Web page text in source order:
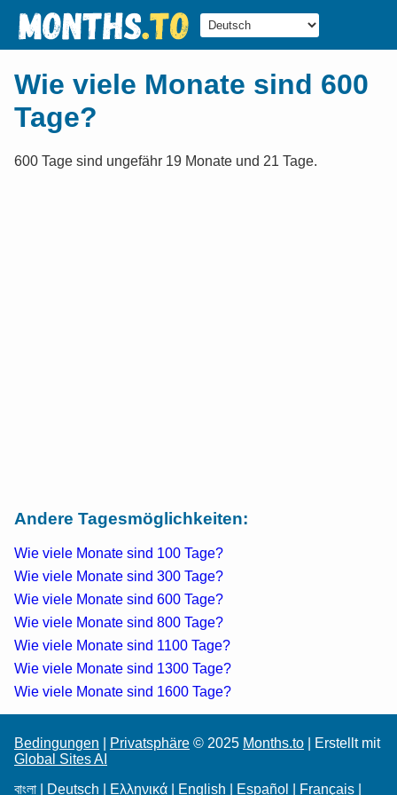
Wie viele Monate sind 600
Tage?
600 Tage sind ungefähr 19 Monate und 21 Tage.
Andere Tagesmöglichkeiten:
Wie viele Monate sind 100 Tage?
Wie viele Monate sind 300 Tage?
Wie viele Monate sind 600 Tage?
Wie viele Monate sind 800 Tage?
Wie viele Monate sind 1100 Tage?
Wie viele Monate sind 1300 Tage?
Wie viele Monate sind 1600 Tage?
Bedingungen Privatsphäre © 2025 Months.to | Erstellt mit
Global Sites AI
বাংলা
Deutsch Ελληνικά English Español Français